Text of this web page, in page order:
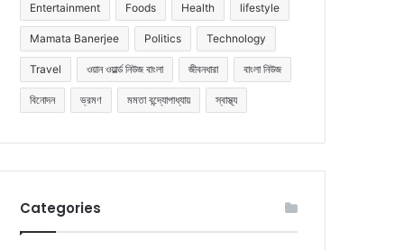
Entertainment Foods Health lifestyle
Mamata Banerjee Politics Technology
Travel ওয়ান ওয়ার্ল্ড নিউজ বাংলা জীবনধারা বাংলা নিউজ
বিনোদন ভ্রমণ মমতা বন্দ্যোপাধ্যায় স্বাস্থ্য
Categories